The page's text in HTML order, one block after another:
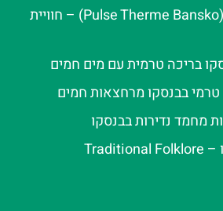
פולס טרמה בנסקו (Pulse Therme Bansko) – חוויית
בריכה טרמית עם מים חמים
טרמי בבנסקו מרחצאות חמים
מחמד נדירות בבנסקו
ערב פולקלור בנסקו – Traditional Folklore